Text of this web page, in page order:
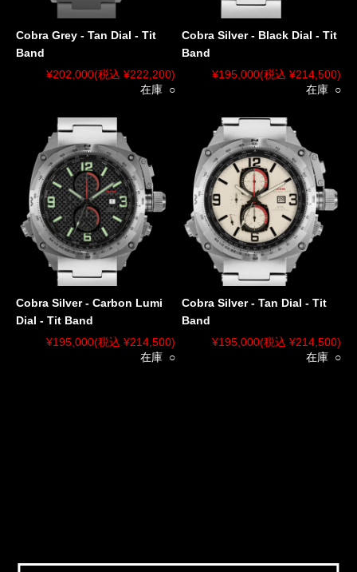
Cobra Grey - Tan Dial - Tit
Band
¥202,000(税込 ¥222,200)
在庫 ○
Cobra Silver - Black Dial - Tit
Band
¥195,000(税込 ¥214,500)
在庫 ○
Cobra Silver - Carbon Lumi
Dial - Tit Band
¥195,000(税込 ¥214,500)
在庫 ○
Cobra Silver - Tan Dial - Tit
Band
¥195,000(税込 ¥214,500)
在庫 ○